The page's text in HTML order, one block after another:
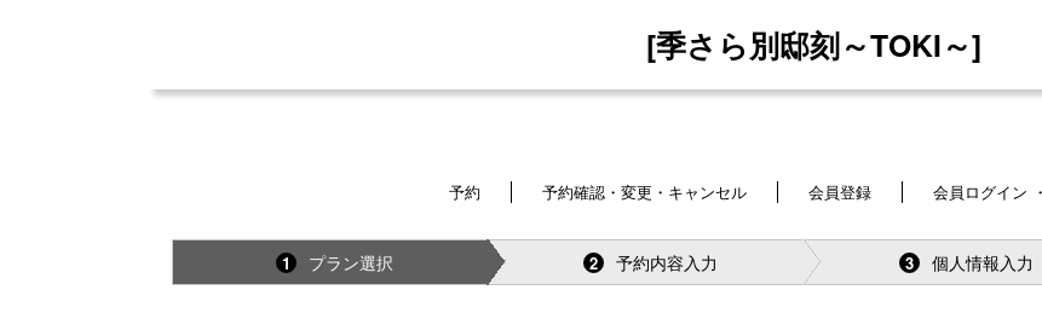
[季さら別邸刻～TOKI～]
予約
予約確認・変更・キャンセル 会員登録 会員ログイン
1 プラン選択 2 予約内容入力 3 個人情報入力